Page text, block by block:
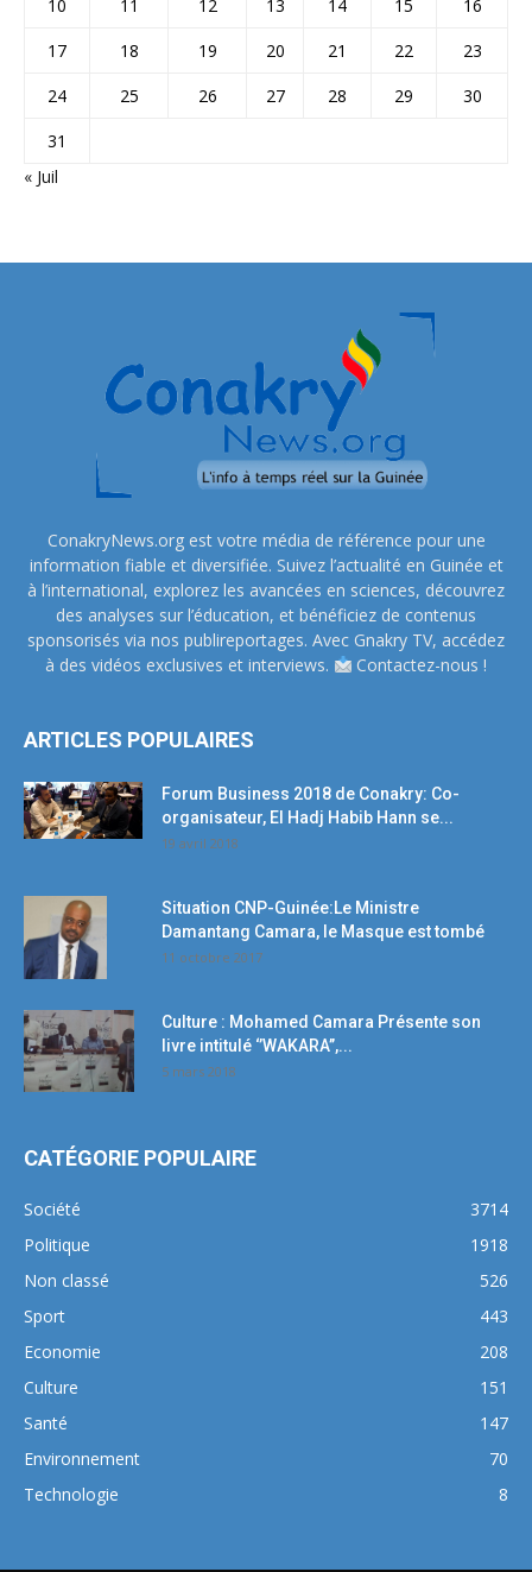
10
11 12 13 14 15
16
17
18 19 20 21 22
23
24
25 26 27 28 29
30
31
« Juil
ConakryNews.org est votre média de référence pour une
information fiable et diversifiée. Suivez l’actualité en Guinée et
à l’international, explorez les avancées en sciences, découvrez
des analyses sur l’éducation, et bénéficiez de contenus
sponsorisés via nos publireportages. Avec Gnakry TV, accédez
à des vidéos exclusives et interviews.
Contactez-nous !
ARTICLES POPULAIRES
Forum Business 2018 de Conakry: Co-
organisateur, El Hadj Habib Hann se...
19 avril 2018
Situation CNP-Guinée:Le Ministre
Damantang Camara, le Masque est tombé
11 octobre 2017
Culture : Mohamed Camara Présente son
livre intitulé ‘’WAKARA’’,...
5 mars 2018
CATÉGORIE POPULAIRE
Société
3714
Politique
1918
Non classé
526
Sport
443
Economie
208
Culture
151
Santé
147
Environnement
70
Technologie
8